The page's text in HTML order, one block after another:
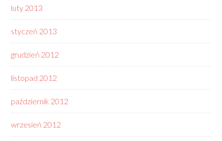
luty 2013
styczeń 2013
grudzień 2012
listopad 2012
październik 2012
wrzesień 2012